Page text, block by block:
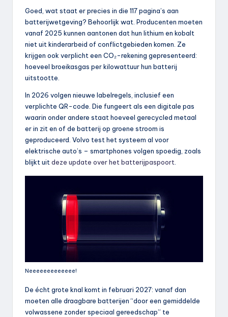
Goed, wat staat er precies in die 117 pagina’s aan
batterijwetgeving? Behoorlijk wat. Producenten moeten
vanaf 2025 kunnen aantonen dat hun lithium en kobalt
niet uit kinderarbeid of conflictgebieden komen. Ze
krijgen ook verplicht een CO₂-rekening gepresenteerd:
hoeveel broeikasgas per kilowattuur hun batterij
uitstootte.
In 2026 volgen nieuwe labelregels, inclusief een
verplichte QR-code. Die fungeert als een digitale pas
waarin onder andere staat hoeveel gerecycled metaal
er in zit en of de batterij op groene stroom is
geproduceerd. Volvo test het systeem al voor
elektrische auto’s – smartphones volgen spoedig, zoals
blijkt uit deze update over het batterijpaspoort
Neeeeeeeeeeeee!
De écht grote knal komt in februari 2027: vanaf dan
moeten alle draagbare batterijen “door een gemiddelde
volwassene zonder speciaal gereedschap” te